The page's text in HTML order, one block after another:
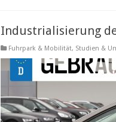
Industrialisierung
Fuhrpark & Mobilität, Studien &